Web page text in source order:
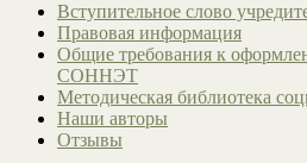
Вступительное слово
Правовая информация
Общие требования к
СОННЭТ
Методическая библиотека
Наши авторы
Отзывы